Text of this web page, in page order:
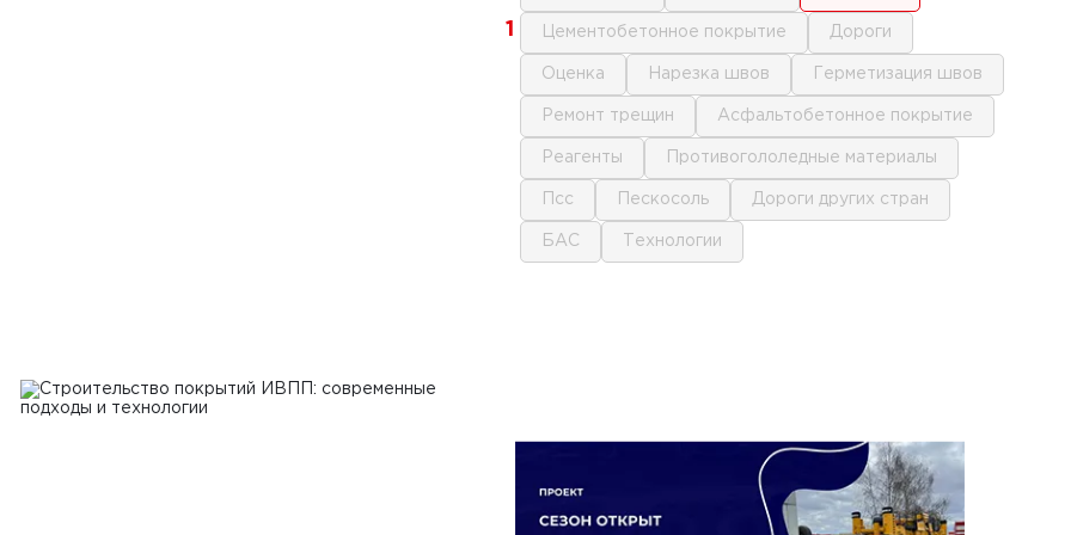
1
2024 г.
цементобетонное покрытие дороги
оценка нарезка швов герметизация швов
ремонт трещин асфальтобетонное покрытие
реагенты противогололедные материалы
псс пескосоль дороги других стран
БАС технологии